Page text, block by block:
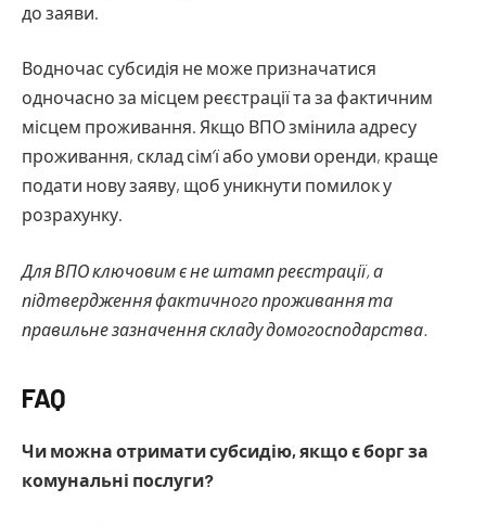
до заяви.
Водночас субсидія не може призначатися
одночасно за місцем реєстрації та за фактичним
місцем проживання. Якщо ВПО змінила адресу
проживання, склад сім’ї або умови оренди, краще
подати нову заяву, щоб уникнути помилок у
розрахунку.
Для ВПО ключовим є не штамп реєстрації, а
підтвердження фактичного проживання та
правильне зазначення складу домогосподарства.
FAQ
Чи можна отримати субсидію, якщо є борг за
комунальні послуги?